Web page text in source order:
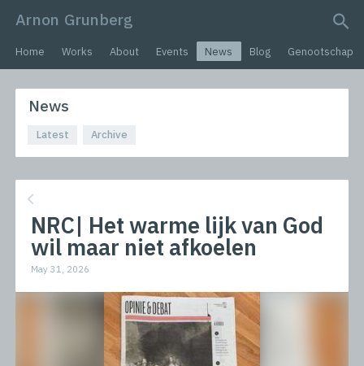
Arnon Grunberg
search query
Home Works About Events News Blog Genootschap
News
Latest Archive
NRC| Het warme lijk van God
wil maar niet afkoelen
May 31, 2026